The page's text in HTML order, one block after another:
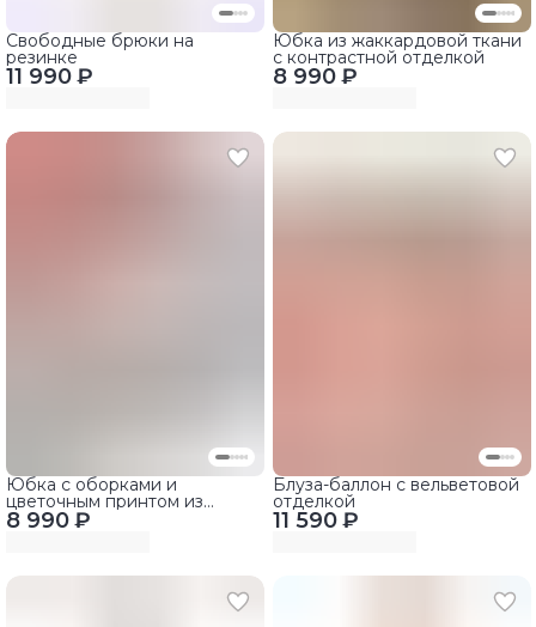
11 990 ₽
Свободные брюки на
резинке
8 990 ₽
Юбка из жаккардовой ткани
с контрастной отделкой
8 990 ₽
Юбка с оборками и
цветочным принтом из
вельвета 11 590 ₽
Блуза-баллон с вельветовой
отделкой